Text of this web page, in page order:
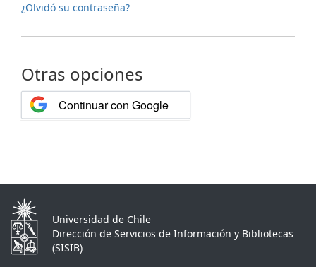
¿Olvidó su contraseña?
Otras opciones
Continuar con Google
Universidad de Chile
Dirección de Servicios de Información y Bibliotecas
(SISIB)